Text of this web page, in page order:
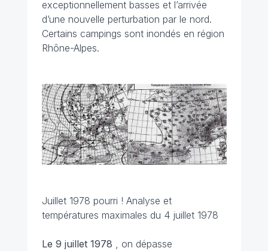
exceptionnellement basses et l’arrivée
d’une nouvelle perturbation par le nord.
Certains campings sont inondés en région
Rhône-Alpes.
Juillet 1978 pourri ! Analyse et
températures maximales du 4 juillet 1978
Le 9 juillet 1978 , on dépasse